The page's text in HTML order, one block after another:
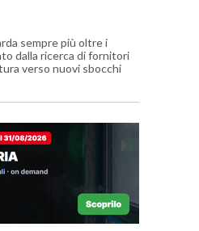
sempre più oltre i
dalla ricerca di fornitori
verso nuovi sbocchi